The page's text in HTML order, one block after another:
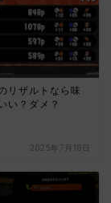
リザルトなら味
い？ダメ？
2025年7月18日